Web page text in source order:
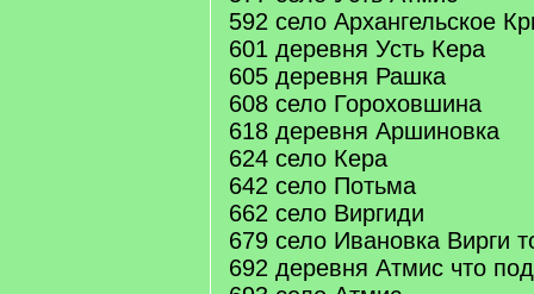
592 село Архангельское
601 деревня Усть Кера
605 деревня Рашка
608 село Гороховшина
618 деревня Аршиновка
624 село Кера
642 село Потьма
662 село Виргиди
679 село Ивановка Вирги
692 деревня Атмис что